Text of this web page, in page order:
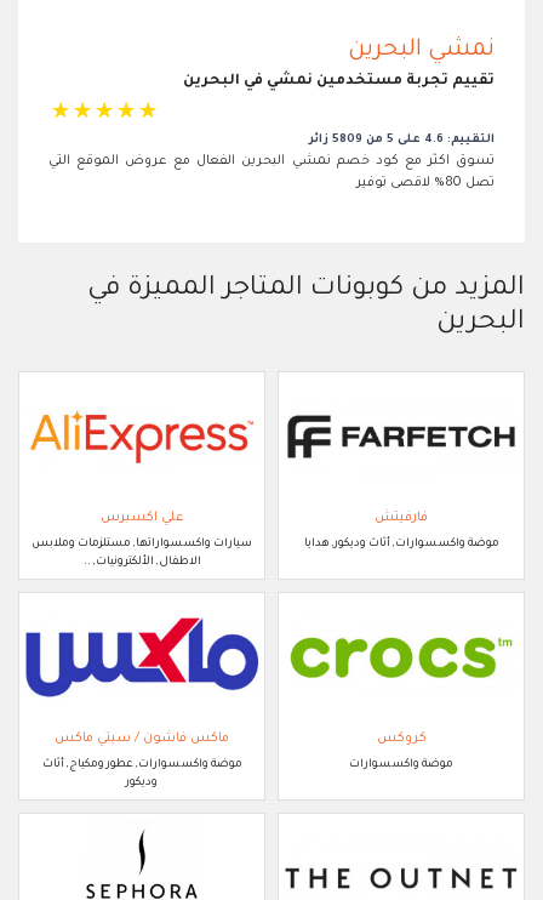
نمشي البحرين
تقييم تجربة مستخدمين نمشي في البحرين
☆ ☆ ☆ ☆ ☆
التقييم: 4.6 على 5 من 5809 زائر
تسوق اكثر مع كود خصم نمشي البحرين الفعال مع عروض الموقع التي
تصل 80% لاقصى توفير
المزيد من كوبونات المتاجر المميزة في
البحرين
فارفيتش
موضة واكسسوارات, أثاث وديكور, هدايا
علي اكسبرس
سيارات واكسسواراتها, مستلزمات وملابس
الاطفال, الألكترونيات, ..
كروكس
موضة واكسسوارات
ماكس فاشون / سيتي ماكس
موضة واكسسوارات, عطور ومكياج, أثاث
وديكور